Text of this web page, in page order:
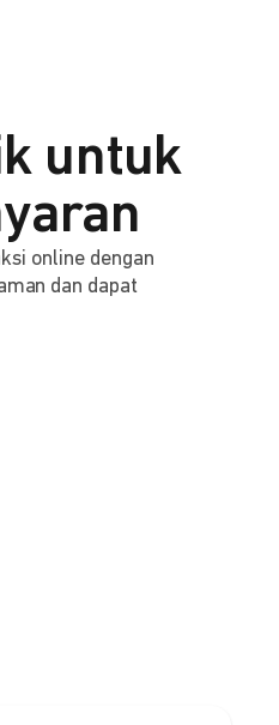
untuk
online dengan
dan dapat